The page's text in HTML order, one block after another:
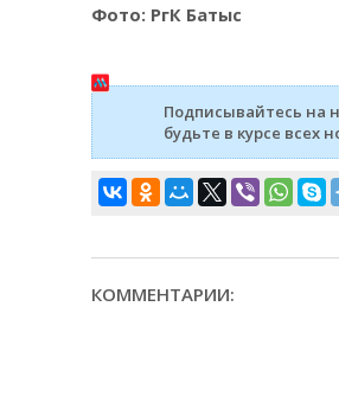
Фото: РгК Батыс
Подписывайтесь на
будьте в курсе всех
КОММЕНТАРИИ: